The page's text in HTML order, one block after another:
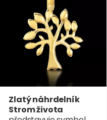
Zlatý náhrdelník
Strom života